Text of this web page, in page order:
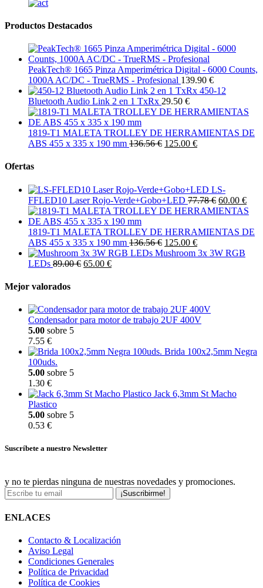
Productos Destacados
PeakTech® 1665 Pinza Amperimétrica Digital - 6000 Counts,
1000A AC/DC - TrueRMS - Profesional 139.90 €
450-12
Bluetooth Audio Link 2 en 1 TxRx 29.50 €
1819-T1 MALETA TROLLEY DE HERRAMIENTAS DE
ABS 455 x 335 x 190 mm 136.56 € 125.00 €
Ofertas
LS-
FFLED10 Laser Rojo-Verde+Gobo+LED 77.78 € 60.00 €
1819-T1 MALETA TROLLEY DE HERRAMIENTAS DE
ABS 455 x 335 x 190 mm 136.56 € 125.00 €
Mushroom 3x 3W RGB
LEDs 89.00 € 65.00 €
Mejor valorados
Condensador para motor de trabajo 2UF 400V
5.00 sobre 5
7.55 €
Brida 100x2,5mm Negra
100uds.
5.00 sobre 5
1.30 €
Jack 6,3mm St Macho
Plastico
5.00 sobre 5
0.53 €
Suscríbete a nuestro Newsletter
y no te pierdas ninguna de nuestras novedades y promociones.
¡Suscribirme!
ENLACES
Contacto & Localización
Aviso Legal
Condiciones Generales
Política de Privacidad
Política de Cookies